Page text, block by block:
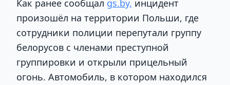
Как ранее сообщал gs.by, инцидент
произошёл на территории Польши, где
сотрудники полиции перепутали группу
белорусов с членами преступной
группировки и открыли прицельный
огонь. Автомобиль, в котором находился